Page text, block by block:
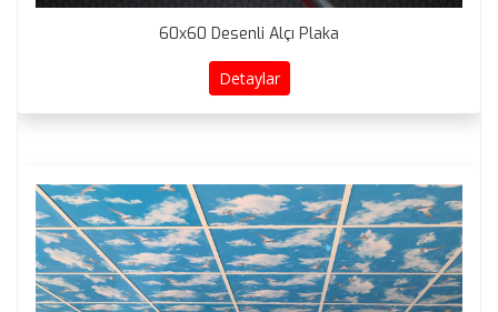
60x60 Desenli Alçı Plaka
Detaylar